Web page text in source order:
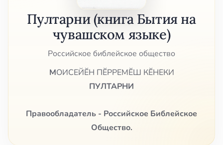
Пултарни (книга Бытия на
чувашском языке)
Российское библейское общество
МОИСЕЙӖН ПӖРРЕМӖШ КӖНЕКИ
ПУЛТАРНИ
Правообладатель - Российское Библейское
Общество.